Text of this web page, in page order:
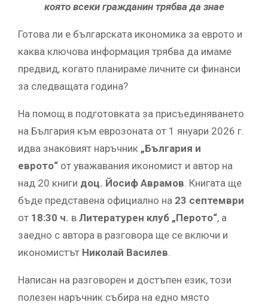
която всеки гражданин трябва да знае
Готова ли е българската икономика за еврото и
каква ключова информация трябва да имаме
предвид, когато планираме личните си финанси
за следващата година?
На помощ в подготовката за присъединяването
на България към еврозоната от 1 януари 2026 г.
идва знаковият наръчник „България и
еврото“ от уважавания икономист и автор на
над 20 книги доц. Йосиф Аврамов. Книгата ще
бъде представена официално на 23 септември
от 18:30 ч. в Литературен клуб „Перото“, а
заедно с автора в разговора ще се включи и
икономистът Николай Василев.
Написан на разговорен и достъпен език, този
полезен наръчник събира на едно място